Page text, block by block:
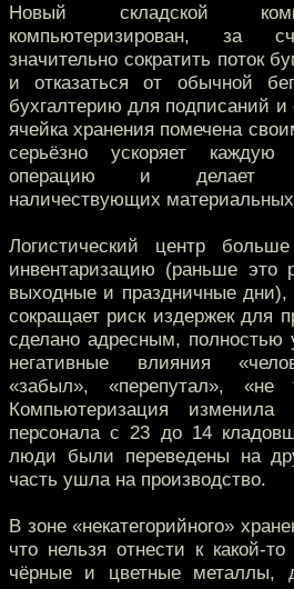
Новый складской
компьютеризирован, за
значительно сократить поток
и отказаться от обычной
бухгалтерию для подписаний и
ячейка хранения помечена
серьёзно ускоряет каждую
операцию и делает
наличествующих
Логистический центр
инвентаризацию (раньше это
выходные и праздничные
сокращает риск издержек для
сделано адресным, полностью
негативные влияния
«забыл», «перепутал», «не
Компьютеризация изменила
персонала с 23 до 14
люди были переведены на
часть ушла на производство.
В зоне «некатегорийного»
что нельзя отнести к какой-
чёрные и цветные металлы,